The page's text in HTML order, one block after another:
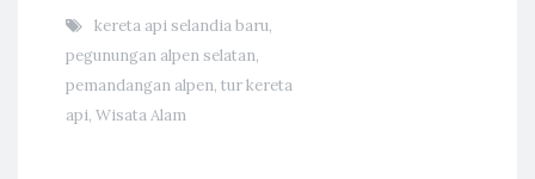
kereta api selandia baru,
pegunungan alpen selatan,
pemandangan alpen, tur kereta
api, Wisata Alam